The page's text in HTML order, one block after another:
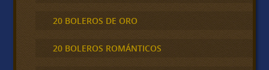
20 BOLEROS DE ORO
20 BOLEROS ROMÁNTICOS